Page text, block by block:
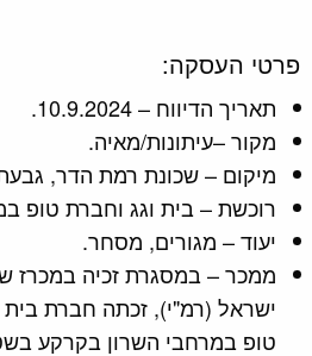
פרטי העסקה:
תאריך הדיווח – 10.9.2024.
מקור –עיתונות/מאיה.
מיקום – שכונת רמת הדר,
רוכשת – בית וגג וחברת טופ
יעוד – מגורים, מסחר.
ממכר – במסגרת זכיה במכרז
ישראל (רמ"י), זכתה חברת